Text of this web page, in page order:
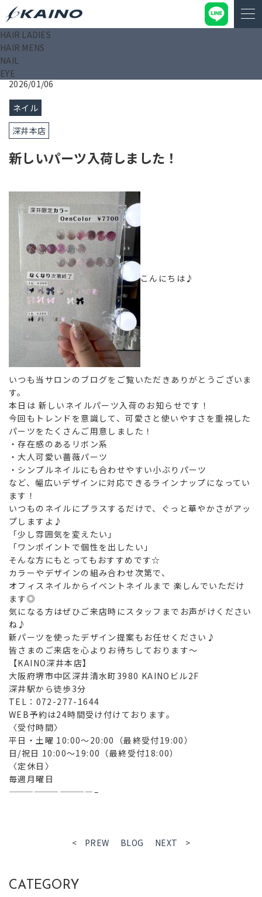
HAIR LADIES
HAIR MENS
NAIL
EYE
KAINO－カイノ－【公式サイト】
しました！
2026/01/06
ネイル
深井本店
新しいパーツ入荷しました！
こんにちは♪
いつも当サロンのブログをご覧いただきありがとうございま
す。
本日は 新しいネイルパーツ入荷のお知らせです！
今回もトレンドを意識して、可愛さと使いやすさを重視した
パーツをたくさんご用意しました！
・存在感のあるリボン系
・大人可愛い薔薇パーツ
・シンプルネイルにも合わせやすい小ぶりパーツ
など、幅広いデザインに対応できるラインナップになってい
ます！
いつものネイルにプラスするだけで、ぐっと華やかさがアッ
プしますよ♪
「少し雰囲気を変えたい」
「ワンポイントで個性を出したい」
そんな方にもとってもおすすめです☆
カラーやデザインの組み合わせ次第で、
オフィスネイルからイベントネイルまで 楽しんでいただけ
ます◎
気になる方はぜひご来店時にスタッフまでお声がけください
ね♪
新パーツを使ったデザイン提案もお任せください♪
皆さまのご来店を心よりお待ちしております～
【KAINO深井本店】
大阪府堺市中区深井清水町3980 KAINOビル2F
深井駅から徒歩3分
TEL：072-277-1644
WEB予約は24時間受け付けております。
〈受付時間〉
平日・土曜 10:00～20:00（最終受付19:00）
日/祝日 10:00～19:00（最終受付18:00）
〈定休日〉
毎週月曜日
——————————–
< PREW BLOG NEXT >
CATEGORY